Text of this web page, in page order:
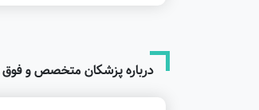
درباره پزشکان متخصص و